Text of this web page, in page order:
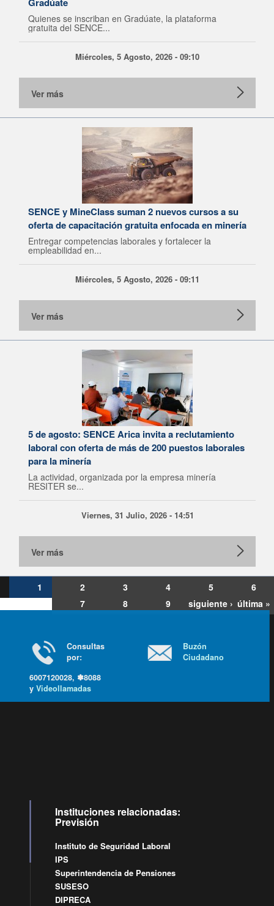
Quienes se inscriban en Gradúate, la plataforma
gratuita del SENCE...
Miércoles, 5 Agosto, 2026 - 09:10
Ver más
SENCE y MineClass suman 2 nuevos cursos a su
oferta de capacitación gratuita enfocada en minería
Entregar competencias laborales y fortalecer la
empleabilidad en...
Miércoles, 5 Agosto, 2026 - 09:11
Ver más
5 de agosto: SENCE Arica invita a reclutamiento
laboral con oferta de más de 200 puestos laborales
para la minería
La actividad, organizada por la empresa minería
RESITER se...
Viernes, 31 Julio, 2026 - 14:51
Ver más
1 2 3 4 5
6
7
8 9 siguiente › última »
Consultas
por:
6007120028, ✽8088
yVideollamadas
Buzón
Ciudadano
Instituciones relacionadas:
Previsión
Instituto de Seguridad Laboral
IPS
Superintendencia de Pensiones
SUSESO
DIPRECA